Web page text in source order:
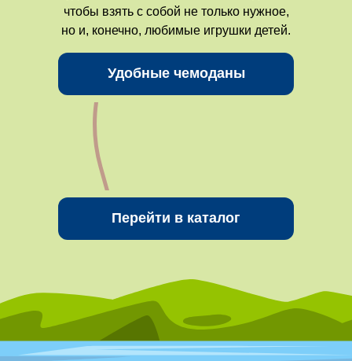
чтобы взять с собой не только нужное,
но и, конечно, любимые игрушки детей.
Удобные чемоданы
Перейти в каталог